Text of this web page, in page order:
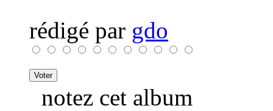
rédigé par gdo
notez cet album